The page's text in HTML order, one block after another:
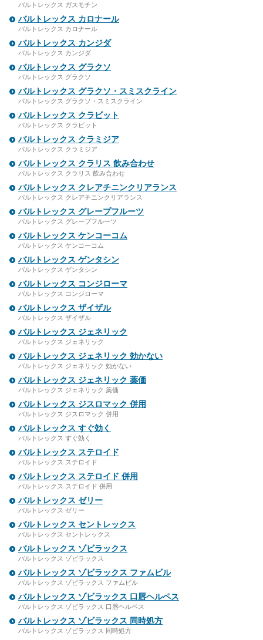
バルトレックス ガスモチン
バルトレックス カロナール
バルトレックス カロナール
バルトレックス カンジダ
バルトレックス カンジダ
バルトレックス グラクソ
バルトレックス グラクソ
バルトレックス グラクソ・スミスクライン
バルトレックス グラクソ・スミスクライン
バルトレックス クラビット
バルトレックス クラビット
バルトレックス クラミジア
バルトレックス クラミジア
バルトレックス クラリス 飲み合わせ
バルトレックス クラリス 飲み合わせ
バルトレックス クレアチニンクリアランス
バルトレックス クレアチニンクリアランス
バルトレックス グレープフルーツ
バルトレックス グレープフルーツ
バルトレックス ケンコーコム
バルトレックス ケンコーコム
バルトレックス ゲンタシン
バルトレックス ゲンタシン
バルトレックス コンジローマ
バルトレックス コンジローマ
バルトレックス ザイザル
バルトレックス ザイザル
バルトレックス ジェネリック
バルトレックス ジェネリック
バルトレックス ジェネリック 効かない
バルトレックス ジェネリック 効かない
バルトレックス ジェネリック 薬価
バルトレックス ジェネリック 薬価
バルトレックス ジスロマック 併用
バルトレックス ジスロマック 併用
バルトレックス すぐ効く
バルトレックス すぐ効く
バルトレックス ステロイド
バルトレックス ステロイド
バルトレックス ステロイド 併用
バルトレックス ステロイド 併用
バルトレックス ゼリー
バルトレックス ゼリー
バルトレックス セントレックス
バルトレックス セントレックス
バルトレックス ゾビラックス
バルトレックス ゾビラックス
バルトレックス ゾビラックス ファムビル
バルトレックス ゾビラックス ファムビル
バルトレックス ゾビラックス 口唇ヘルペス
バルトレックス ゾビラックス 口唇ヘルペス
バルトレックス ゾビラックス 同時処方
バルトレックス ゾビラックス 同時処方